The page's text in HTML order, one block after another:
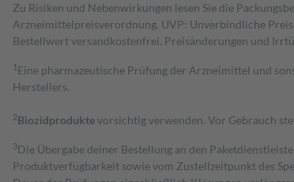
Zu Risiken und Nebenwirkungen lesen Sie die
Arzneimittelpreisverordnung. UVP: Unverbindliche
Bestell­wert versand­kosten­frei. Preisänderungen und
1 Eine pharmazeutische Prüfung der Arzneimittel und
Herstellers.
2Biozidproduktevorsichtig verwenden. Vor Gebrauch
3Die Übergabe deiner Bestellung an den
Produktverfügbarkeit sowie vom Zustellzeitpunkt des